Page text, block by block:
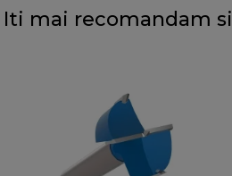
Iti mai recomandam si